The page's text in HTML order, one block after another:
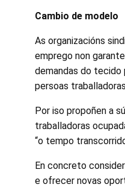
Cambio de modelo
As organizacións
emprego non
demandas do tecido
persoas
Por iso propoñen a
traballadoras
“o tempo
En concreto
e ofrecer novas